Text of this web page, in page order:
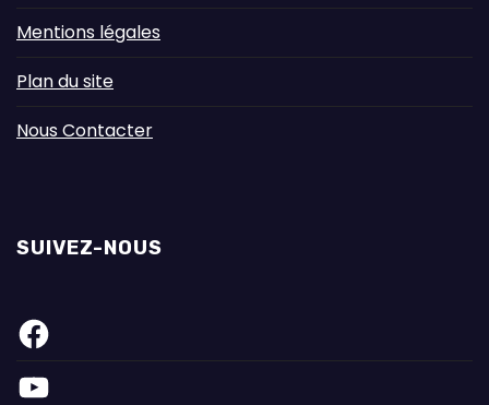
Mentions légales
Plan du site
Nous Contacter
SUIVEZ-NOUS
F
a
e
b
Y
o